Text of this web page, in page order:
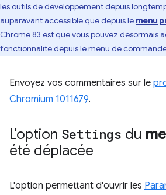
les outils de développement depuis
auparavant accessible que depuis le menu
Chrome 83 est que vous pouvez désormais
fonctionnalité depuis le menu de
Envoyez vos commentaires sur le
Chromium 1011679.
L'option Settings du
été déplacée
L'option permettant d'ouvrir les